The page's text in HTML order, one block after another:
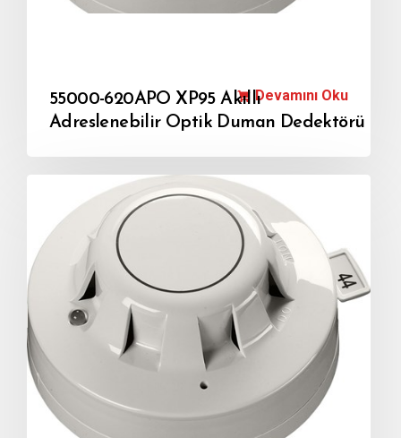
55000-620APO XP95 Akıllı
Adreslenebilir Optik Duman Dedektörü
Devamını Oku